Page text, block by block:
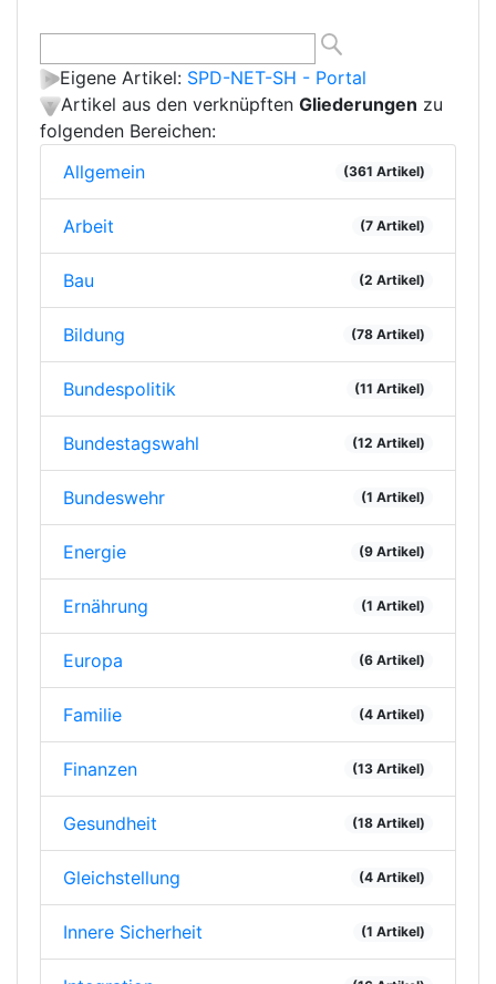
Eigene Artikel: SPD-NET-SH - Portal
Artikel aus den verknüpften Gliederungen zu
folgenden Bereichen:
Allgemein
(361 Artikel)
Arbeit (7 Artikel)
Bau (2 Artikel)
Bildung (78 Artikel)
Bundespolitik (11 Artikel)
Bundestagswahl (12 Artikel)
Bundeswehr (1 Artikel)
Energie (9 Artikel)
Ernährung (1 Artikel)
Europa (6 Artikel)
Familie (4 Artikel)
Finanzen (13 Artikel)
Gesundheit (18 Artikel)
Gleichstellung (4 Artikel)
Innere Sicherheit (1 Artikel)